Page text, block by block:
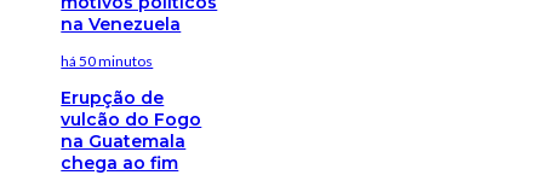
na Venezuela
há 50 minutos
Erupção de
vulcão do Fogo
na Guatemala
chega ao fim